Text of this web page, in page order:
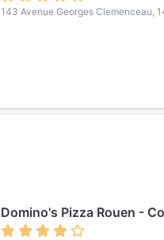
143 Avenue Georges Clemenceau,
Domino's Pizza Rouen -